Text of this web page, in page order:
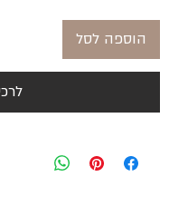
הוספה לסל